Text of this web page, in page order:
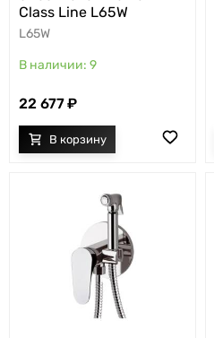
Class Line L65W
L65W
9
22 677